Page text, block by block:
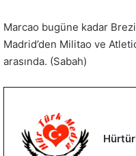
Marcao bugüne kadar
Madrid’den Militao ve
arasında. (Sabah)